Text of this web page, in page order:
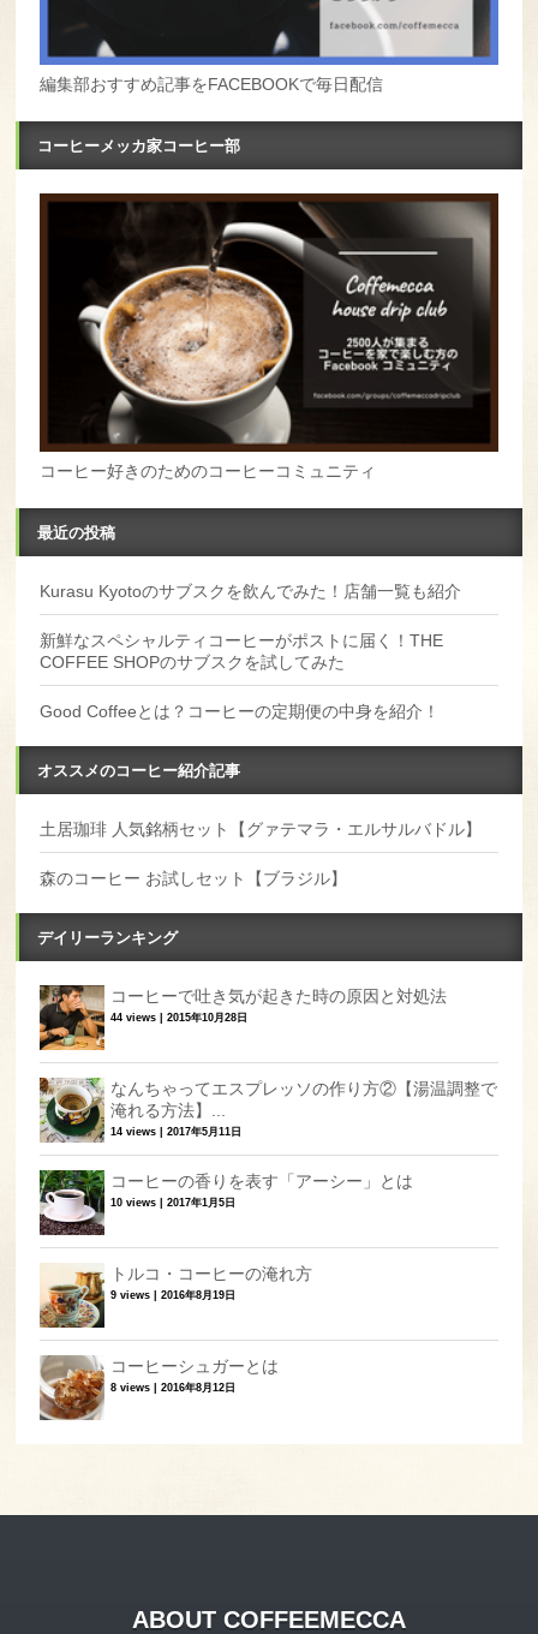
編集部おすすめ記事をFACEBOOKで毎日配信
コーヒーメッカ家コーヒー部
コーヒー好きのためのコーヒーコミュニティ
最近の投稿
Kurasu Kyotoのサブスクを飲んでみた！店舗一覧も紹介
新鮮なスペシャルティコーヒーがポストに届く！THE
COFFEE SHOPのサブスクを試してみた
Good Coffeeとは？コーヒーの定期便の中身を紹介！
オススメのコーヒー紹介記事
土居珈琲 人気銘柄セット【グァテマラ・エルサルバドル】
森のコーヒー お試しセット【ブラジル】
デイリーランキング
コーヒーで吐き気が起きた時の原因と対処法
44 views |2015年10月28日
なんちゃってエスプレッソの作り方②【湯温調整で
淹れる方法】...
14 views |2017年5月11日
コーヒーの香りを表す「アーシー」とは
10 views |2017年1月5日
トルコ・コーヒーの淹れ方
9 views |2016年8月19日
コーヒーシュガーとは
8 views |2016年8月12日
ABOUT COFFEEMECCA